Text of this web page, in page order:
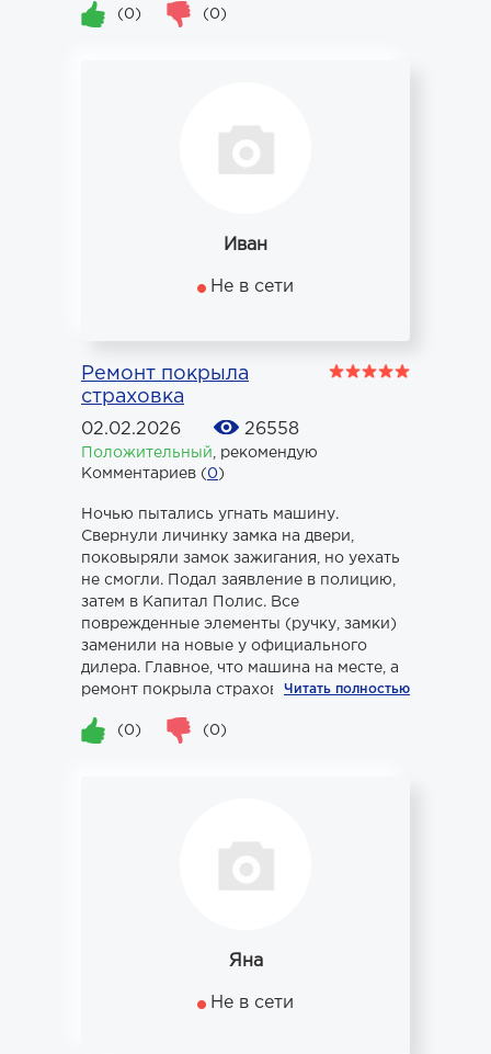
(0) (0)
Иван
Не в сети
Ремонт покрыла
страховка
02.02.2026 26558
Положительный
рекомендую
Комментариев (0)
Ночью пытались угнать машину.
Свернули личинку замка на двери,
поковыряли замок зажигания, но уехать
не смогли. Подал заявление в полицию,
затем в Капитал Полис. Все
поврежденные элементы (ручку, замки)
заменили на новые у официального
дилера. Главное, что машина на месте, а
ремонт покрыла страховка.Читать полностью
(0) (0)
Яна
Не в сети